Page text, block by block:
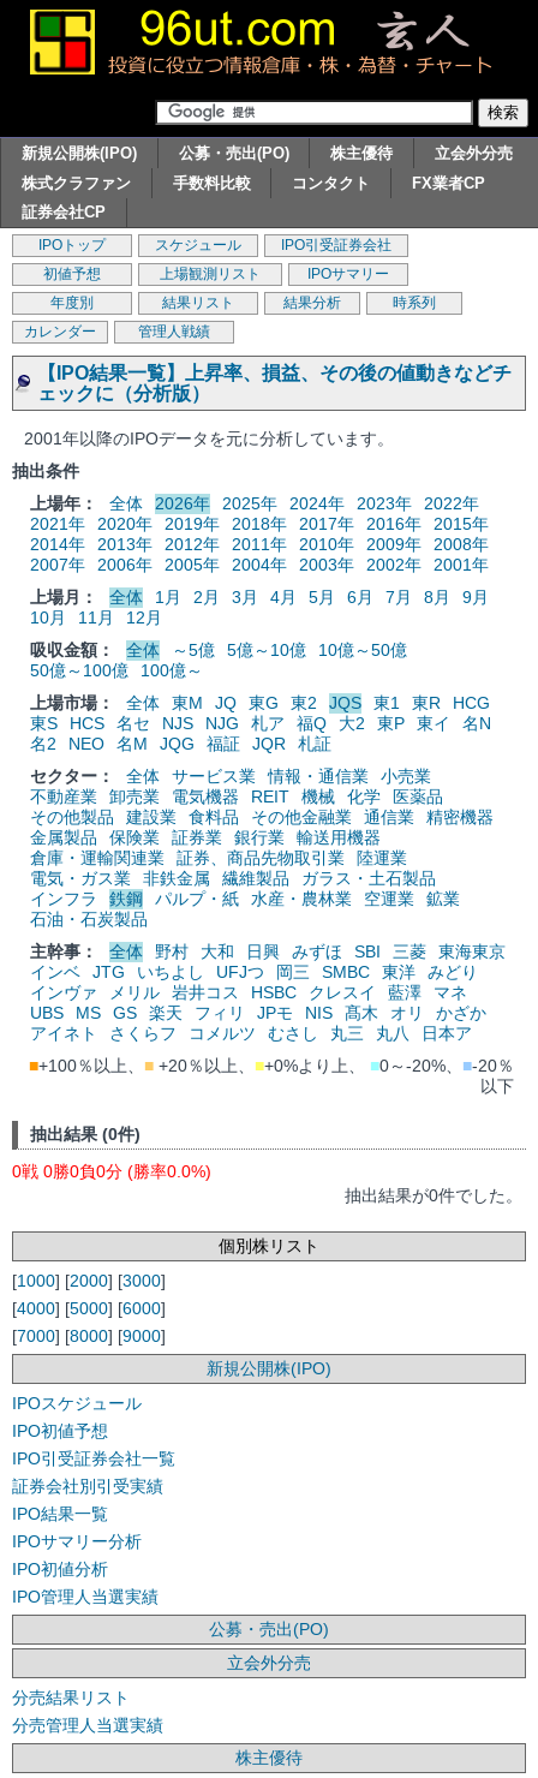
新規公開株(IPO) 公募・売出(PO) 株主優待
立会外分売
株式クラファン
手数料比較 コンタクト
FX業者CP
証券会社CP
IPOトップ スケジュール
IPO引受証券会社
初値予想
上場観測リスト
IPOサマリー
年度別
結果リスト 結果分析
時系列
カレンダー
管理人戦績
【IPO結果一覧】上昇率、損益、その後の値動きなどチ
ェックに（分析版）
2001年以降のIPOデータを元に分析しています。
抽出条件
上場年：
全体 2026年 2025年 2024年 2023年
2022年
2021年
2020年 2019年 2018年 2017年 2016年
2015年
2014年
2013年 2012年 2011年 2010年 2009年
2008年
2007年
2006年 2005年 2004年 2003年 2002年
2001年
上場月：
全体 1月 2月 3月 4月 5月 6月 7月 8月
9月
10月
11月
12月
吸収金額：
全体 ～5億 5億～10億
10億～50億
50億～100億
100億～
上場市場：
全体 東M JQ 東G 東2 JQS 東1 東R
HCG
東S
HCS 名セ NJS NJG 札ア 福Q 大2 東P 東イ
名N
名2
NEO 名M JQG 福証 JQR
札証
セクター：
全体 サービス業 情報・通信業
小売業
不動産業
卸売業 電気機器 REIT 機械 化学
医薬品
その他製品
建設業 食料品 その他金融業 通信業
精密機器
金属製品
保険業 証券業 銀行業
輸送用機器
倉庫・運輸関連業
証券、商品先物取引業
陸運業
電気・ガス業
非鉄金属 繊維製品
ガラス・土石製品
インフラ
鉄鋼 パルプ・紙 水産・農林業 空運業
鉱業
石油・石炭製品
主幹事：
全体 野村 大和 日興 みずほ SBI 三菱
東海東京
インベ
JTG いちよし UFJつ 岡三 SMBC 東洋
みどり
インヴァ
メリル 岩井コス HSBC クレスイ 藍澤
マネ
UBS
MS GS 楽天 フィリ JPモ NIS 髙木 オリ
かざか
アイネト
さくらフ コメルツ むさし 丸三 丸八
日本ア
■+100％以上、 ■ +20％以上、 ■+0%より上、 ■0～-20%、 ■-20％
以下
抽出結果 (0件)
0戦 0勝0負0分 (勝率0.0%)
抽出結果が0件でした。
個別株リスト
[1000] [2000] [3000]
[4000] [5000] [6000]
[7000] [8000] [9000]
新規公開株(IPO)
IPOスケジュール
IPO初値予想
IPO引受証券会社一覧
証券会社別引受実績
IPO結果一覧
IPOサマリー分析
IPO初値分析
IPO管理人当選実績
公募・売出(PO)
立会外分売
分売結果リスト
分売管理人当選実績
株主優待